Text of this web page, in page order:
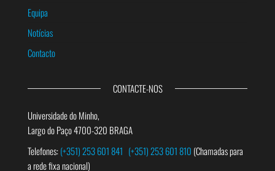
Equipa
Notícias
Contacto
CONTACTE-NOS
Universidade do Minho,
Largo do Paço 4700-320 BRAGA
Telefones:(+351) 253 601 841 (+351) 253 601 810 (Chamadas para
a rede fixa nacional)